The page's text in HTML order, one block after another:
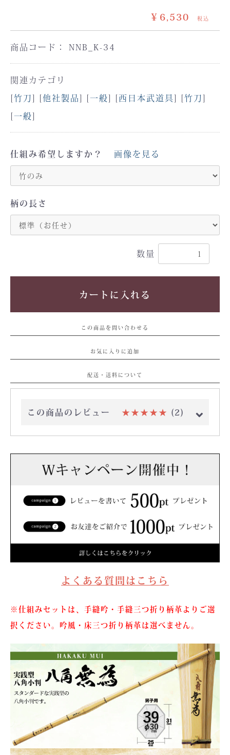
￥6,530 税込
商品コード： NNB_K-34
関連カテゴリ
[竹刀] [他社製品] [一般] [西日本武道具] [竹刀]
[一般]
仕組み希望しますか？ 画像を見る
柄の長さ
数量
カートに入れる
この商品を問い合わせる
お気に入りに追加
配送・送料について
この商品のレビュー ★★★★★ (2)
よくある質問はこちら
※仕組みセットは、手縫吟・手縫三つ折り柄革よりご選
択ください。吟風・床三つ折り柄革は選べません。